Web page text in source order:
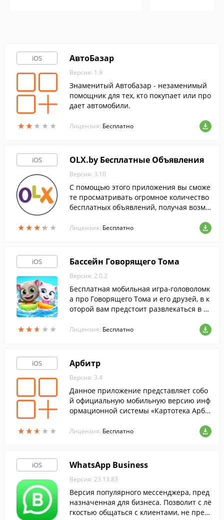
iOS
★★ ★ ★ ★
★★ ★ ★ ★
АвтоБазар
Версия: 1.9
Знаменитый Автобазар - незаменимый
помощник для тех, кто покупает или про
дает автомобили.
Лицензия: Бесплатно
iOS
★★★★ ★
★★★★ ★
OLX.by Бесплатные Объявления
Версия: 3.10
С помощью этого приложения вы сможе
те просматривать огромное количество
бесплатных объявлений, получая возмо
Лицензия: Бесплатно
iOS
★★★ ★ ★
★★★ ★ ★
Бассейн Говорящего Тома
Версия: 2.0.2
Бесплатная мобильная игра-головоломк
а про Говорящего Тома и его друзей, в к
оторой вам предстоит развлекаться в ак
Лицензия: Бесплатно
iOS
★★★ ★ ★
★★★ ★ ★
Арбитр
Версия: 3.4
Данное приложение представляет собо
й официальную мобильную версию инф
ормационной системы «Картотека Арби
уда Российской Федерации.
Лицензия: Бесплатно
iOS WhatsApp Business
Версия: 23.13.83
Версия популярного мессенджера, пред
назначенная для бизнеса. Позволит с лё
гкостью общаться с клиентами, не преп